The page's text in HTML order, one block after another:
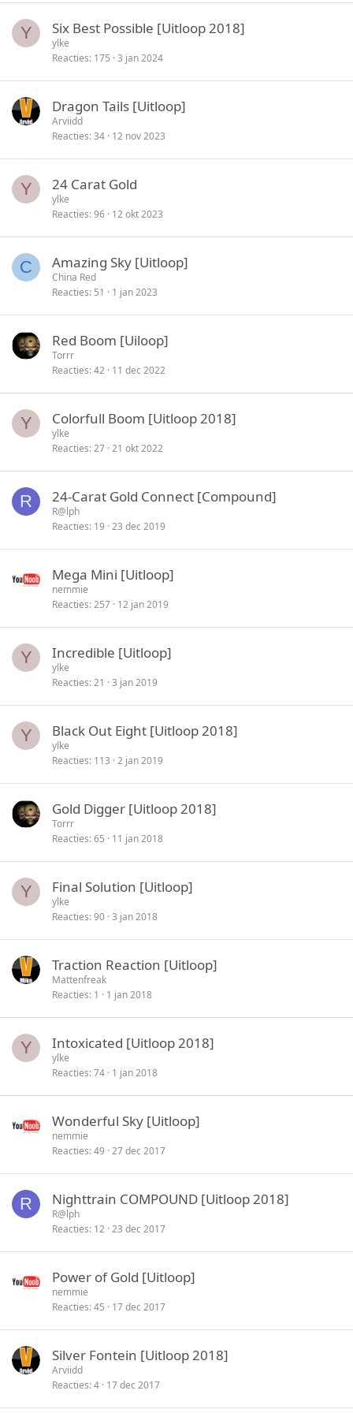
Y Six Best Possible [Uitloop 2018]
ylke
Reacties 175 3 jan 2024
Dragon Tails [Uitloop]
Arviidd
Reacties 34 12 nov 2023
Y 24 Carat Gold
ylke
Reacties 96 12 okt 2023
C Amazing Sky [Uitloop]
China Red
Reacties 51 1 jan 2023
Red Boom [Uiloop]
Torrr
Reacties 42 11 dec 2022
Y Colorfull Boom [Uitloop 2018]
ylke
Reacties 27 21 okt 2022
R 24-Carat Gold Connect [Compound]
R@lph
Reacties 19 23 dec 2019
Mega Mini [Uitloop]
nemmie
Reacties 257 12 jan 2019
Y Incredible [Uitloop]
ylke
Reacties 21 3 jan 2019
Y Black Out Eight [Uitloop 2018]
ylke
Reacties 113 2 jan 2019
Gold Digger [Uitloop 2018]
Torrr
Reacties 65 11 jan 2018
Y Final Solution [Uitloop]
ylke
Reacties 90 3 jan 2018
Traction Reaction [Uitloop]
Mattenfreak
Reacties 1 1 jan 2018
Y Intoxicated [Uitloop 2018]
ylke
Reacties 74 1 jan 2018
Wonderful Sky [Uitloop]
nemmie
Reacties 49 27 dec 2017
R Nighttrain COMPOUND [Uitloop 2018]
R@lph
Reacties 12 23 dec 2017
Power of Gold [Uitloop]
nemmie
Reacties 45 17 dec 2017
Silver Fontein [Uitloop 2018]
Arviidd
Reacties 4 17 dec 2017